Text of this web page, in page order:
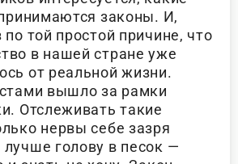
законы. И,
той простой причине, что
в нашей стране уже
от реальной жизни.
вышло за рамки
Отслеживать такие
нервы себе зазря
голову в песок —